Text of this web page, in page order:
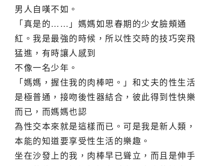
男人自嘆不如。
「真是的……」媽媽如思春期的少女臉頰通
紅。我是最強的時候，所以性交時的技巧突飛
猛進，有時讓人感到
不像一名少年。
「媽媽，握住我的肉棒吧。」和丈夫的性生活
是極普通，接吻後性器結合，彼此得到性快樂
而已，而媽媽也認
為性交本來就是這樣而已。可是我是新人類，
本能的知道要享受性生活的樂趣。
坐在沙發上的我，肉棒早已聳立，而且是伸手